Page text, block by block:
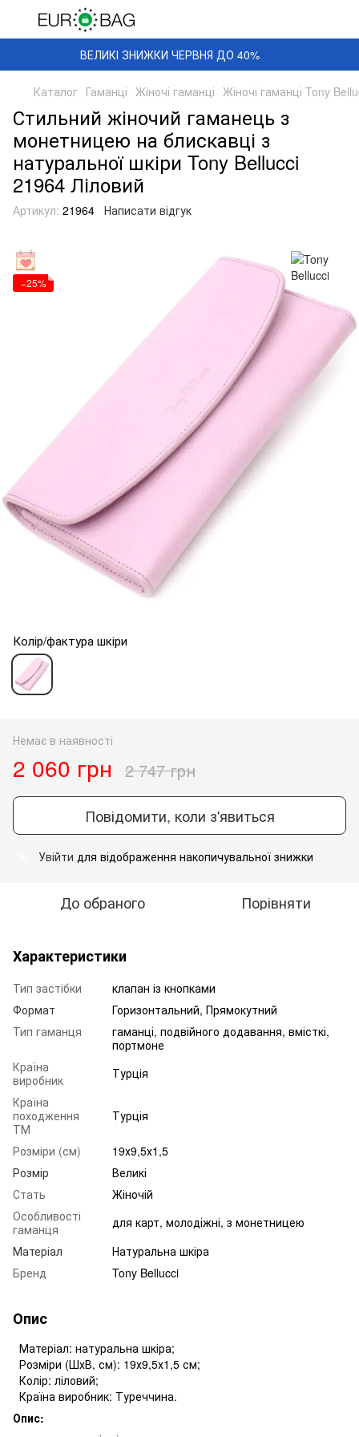
ВЕЛИКІ ЗНИЖКИ ЧЕРВНЯ ДО 40%
Каталог Гаманці Жіночі гаманці Жіночі гаманці Tony
Стильний жіночий гаманець з
монетницею на блискавці з
натуральної шкіри Tony Bellucci
21964 Ліловий
Артикул: 21964 Написати відгук
−25%
Колір/фактура шкіри
Немає в наявності
2 060 грн 2 747 грн
Повідомити, коли з'явиться
Увійти для відображення накопичувальної знижки
До обраного Порівняти
Характеристики
Тип застібки
клапан із кнопками
Формат
Горизонтальний, Прямокутний
Тип гаманця
гаманці, подвійного додавання, вмісткі,
портмоне
Країна
виробник
Турція
Країна
походження
ТМ
Турція
Розміри (см)
19х9,5х1,5
Розмір
Великі
Стать
Жіночій
Особливості
гаманця
для карт, молодіжні, з монетницею
Матеріал
Натуральна шкіра
Бренд
Tony Bellucci
Опис
Матеріал: натуральна шкіра;
Розміри (ШхВ, см): 19х9,5х1,5 см;
Колір: ліловий;
Країна виробник: Туреччина.
Опис: